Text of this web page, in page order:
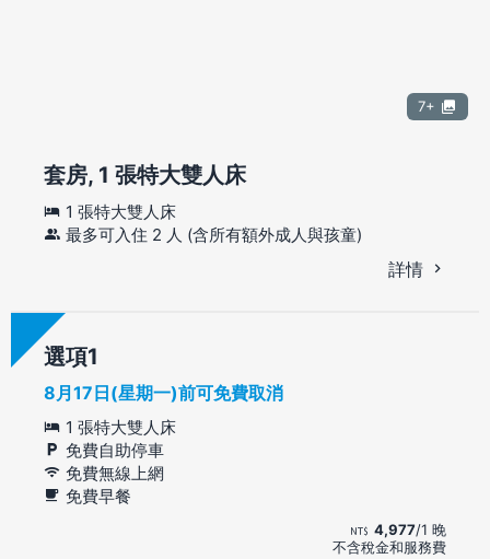
7+
套房, 1 張特大雙人床
1 張特大雙人床
最多可入住 2 人 (含所有額外成人與孩童)
詳情
選項
8月17日(星期一)前可免費取消
1 張特大雙人床
免費自助停車
免費無線上網
免費早餐
4,977/1 晚
不含稅金和服務費